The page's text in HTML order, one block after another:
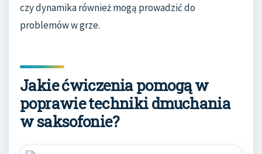
czy dynamika również mogą prowadzić do
problemów w grze.
Jakie ćwiczenia pomogą w
poprawie techniki dmuchania
w saksofonie?